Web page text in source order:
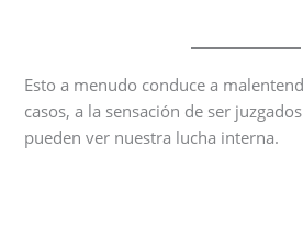
Esto a menudo conduce a
casos, a la sensación de ser
pueden ver nuestra lucha interna.